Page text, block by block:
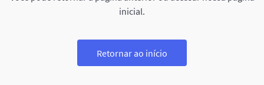
inicial.
Retornar ao início